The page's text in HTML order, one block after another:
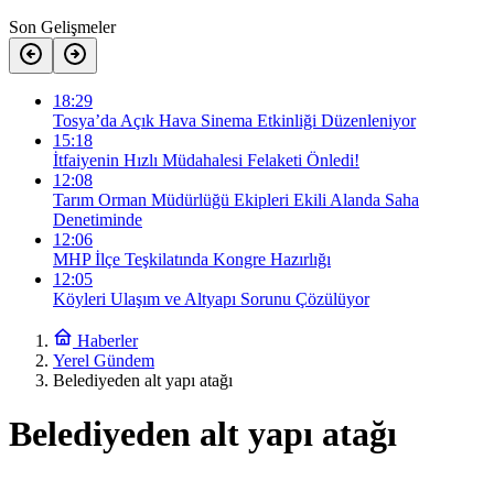
Son Gelişmeler
18:29
Tosya’da Açık Hava Sinema Etkinliği Düzenleniyor
15:18
İtfaiyenin Hızlı Müdahalesi Felaketi Önledi!
12:08
Tarım Orman Müdürlüğü Ekipleri Ekili Alanda Saha
Denetiminde
12:06
MHP İlçe Teşkilatında Kongre Hazırlığı
12:05
Köyleri Ulaşım ve Altyapı Sorunu Çözülüyor
Haberler
Yerel Gündem
Belediyeden alt yapı atağı
Belediyeden alt yapı atağı